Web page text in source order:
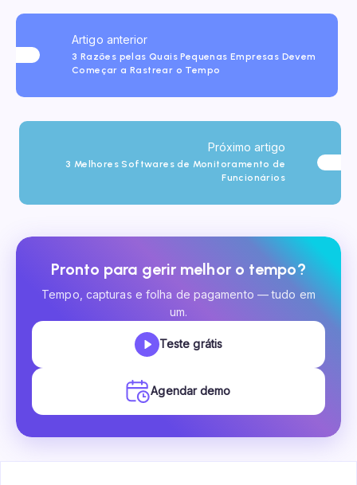
Artigo anterior
3 Razões pelas Quais Pequenas Empresas Devem
Começar a Rastrear o Tempo
Próximo artigo
3 Melhores Softwares de Monitoramento de
Funcionários
Pronto para gerir melhor o tempo?
Tempo, capturas e folha de pagamento — tudo em
um.
Teste grátis
Agendar demo